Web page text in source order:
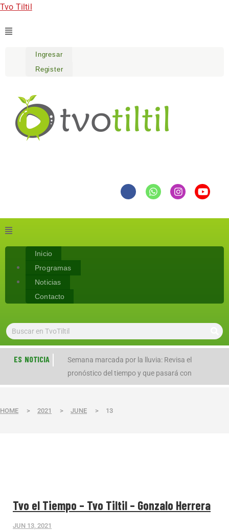
Tvo Tiltil
Ingresar
Register
Inicio
Programas
Noticias
Contacto
ES NOTICIA
temperaturas
Semana marcada por la lluvia: Revisa el
pronóstico del tiempo y que pasará con
HOME > 2021 > JUNE > 13
Tvo el Tiempo – Tvo Tiltil – Gonzalo Herrera
JUN 13, 2021